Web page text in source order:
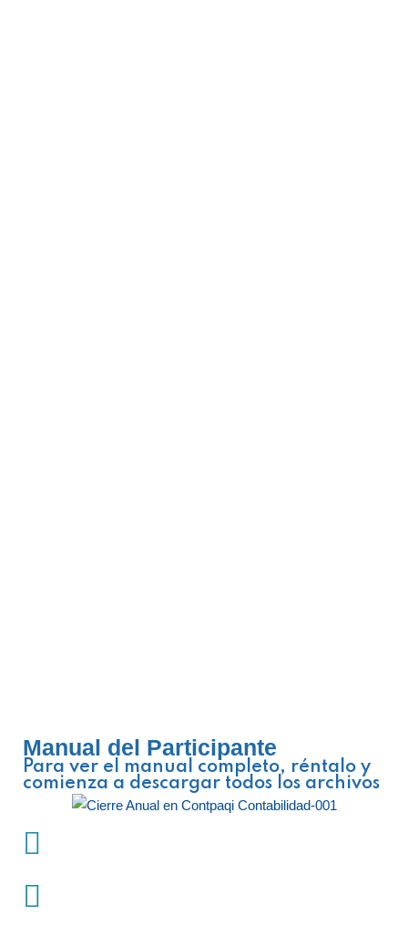
Manual del Participante
Para ver el manual completo, réntalo y
comienza a descargar todos los archivos